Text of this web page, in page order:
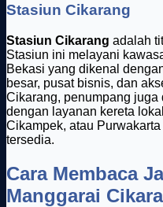
Stasiun Cikarang
Stasiun Cikarang adalah
Stasiun ini melayani
Bekasi yang dikenal
besar, pusat bisnis, dan
Cikarang, penumpang
dengan layanan kereta
Cikampek, atau
tersedia.
Cara Membaca
Manggarai